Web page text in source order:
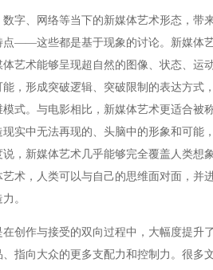
字、网络等当下的新媒体艺术形态，带
点——这些都是基于现象的讨论。新媒体
艺术能够呈现超自然的图像、状态、运
，形成突破逻辑、突破限制的表达方式
式。与电影相比，新媒体艺术更适合被
实中无法再现的、头脑中的形象和可能
，新媒体艺术几乎能够完全覆盖人类想
术，人类可以与自己的思维面对面，并
。
创作与接受的双向过程中，大幅度提升
指向大众的更多支配力和控制力。很多